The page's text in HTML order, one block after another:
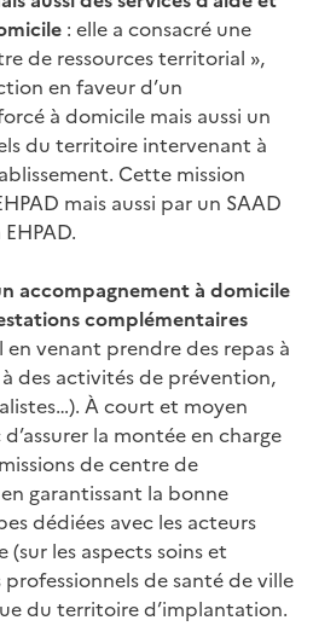
: elle a consacré une
de ressources territorial »,
en faveur d’un
à domicile mais aussi un
du territoire intervenant à
Cette mission
mais aussi par un SAAD
accompagnement à domicile
complémentaires
venant prendre des repas à
des activités de prévention,
À court et moyen
la montée en charge
de centre de
garantissant la bonne
dédiées avec les acteurs
les aspects soins et
de santé de ville
du territoire d’implantation.